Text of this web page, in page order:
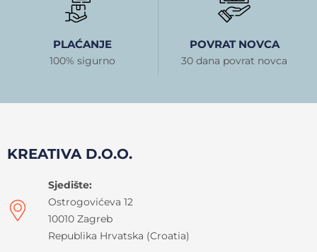
PLAĆANJE
100% sigurno
POVRAT NOVCA
30 dana povrat novca
KREATIVA D.O.O.
Sjedište:
Ostrogovićeva 12
10010 Zagreb
Republika Hrvatska (Croatia)